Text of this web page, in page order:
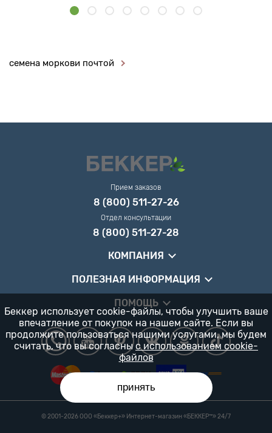
семена моркови почтой
Прием заказов
8 (800) 511-27-26
Отдел консультации
8 (800) 511-27-28
КОМПАНИЯ
ПОЛЕЗНАЯ ИНФОРМАЦИЯ
ПОМОЩЬ
© 2001-2026 ООО «Беккер+» Интернет-магазин «БЕККЕР™️» 24/7
Беккер использует cookie-файлы, чтобы улучшить ваше
впечатление от покупок на нашем сайте. Если вы
продолжите пользоваться нашими услугами, мы будем
считать, что вы согласны с использованием cookie-
файлов
принять